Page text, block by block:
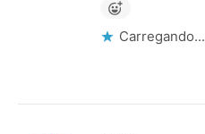
Carregando...